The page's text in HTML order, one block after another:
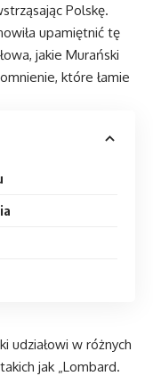
Polskę.
upamiętnić tę
jakie Murański
które łamie
udziałowi w różnych
jak „Lombard.